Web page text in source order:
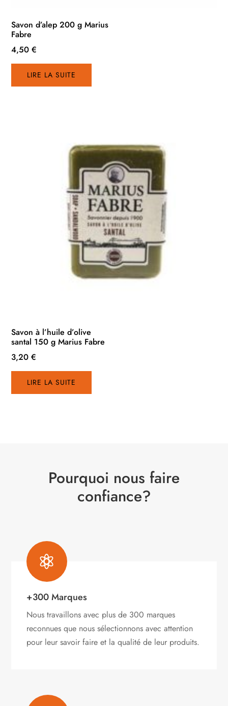
Savon d’alep 200 g Marius
Fabre
4,50€
LIRE LA SUITE
Savon à l’huile d’olive
santal 150 g Marius Fabre
3,20€
LIRE LA SUITE
Pourquoi nous faire
confiance?

+300 Marques
Nous travaillons avec plus de 300 marques
reconnues que nous sélectionnons avec attention
pour leur savoir faire et la qualité de leur produits.